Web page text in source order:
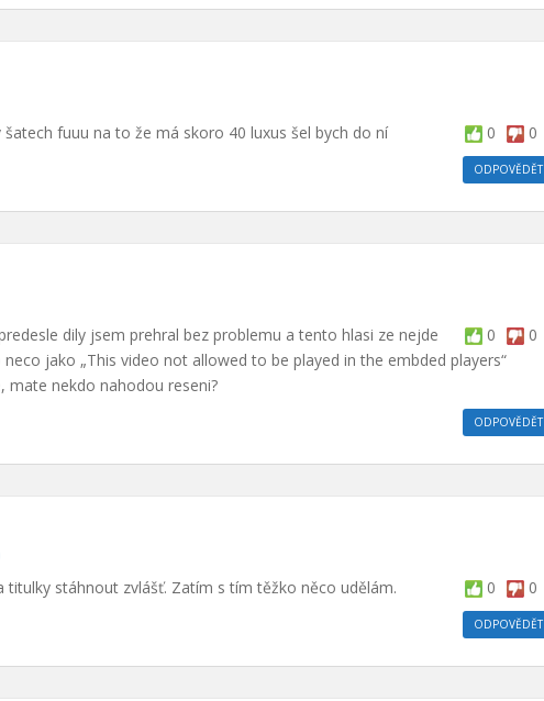
0 0
šatech fuuu na to že má skoro 40 luxus šel bych do ní
ODPOVĚDĚT
0 0
dily jsem prehral bez problemu a tento hlasi ze nejde
neco jako „This video not allowed to be played in the embded players“
mate nekdo nahodou reseni?
ODPOVĚDĚT
0 0
titulky stáhnout zvlášť. Zatím s tím těžko něco udělám.
ODPOVĚDĚT